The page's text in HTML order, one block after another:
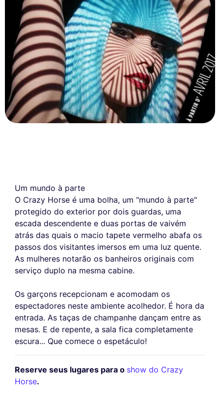
Um mundo à parte
O Crazy Horse é uma bolha, um "mundo à parte"
protegido do exterior por dois guardas, uma
escada descendente e duas portas de vaivém
atrás das quais o macio tapete vermelho abafa os
passos dos visitantes imersos em uma luz quente.
As mulheres notarão os banheiros originais com
serviço duplo na mesma cabine.
Os garçons recepcionam e acomodam os
espectadores neste ambiente acolhedor. É hora da
entrada. As taças de champanhe dançam entre as
mesas. E de repente, a sala fica completamente
escura... Que comece o espetáculo!
Reserve seus lugares para o show do Crazy
Horse.